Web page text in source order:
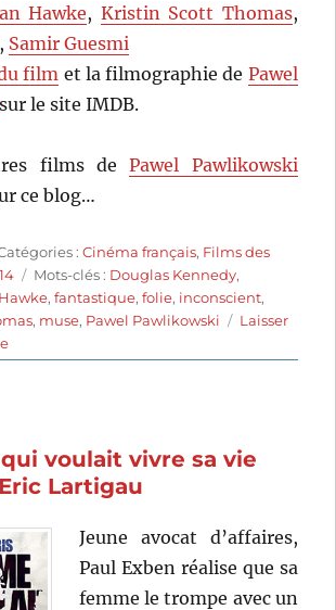
Hawke, Kristin Scott Thomas,
, Samir Guesmi
film et la filmographie de Pawel
sur le site IMDB.
films dePawel Pawlikowski
ce blog…
:Cinéma français, Films des
Étiquettes
Mots-clés : Douglas Kennedy,
,fantastique,folie, inconscient,
, muse, Pawel Pawlikowski
Laisser
sur
La
(2011)
de
Pawlikowski
qui voulait vivre sa vie
Lartigau
Jeune avocat d’affaires,
Paul Exben réalise que sa
femme le trompe avec un